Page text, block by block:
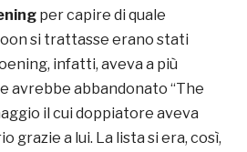
per capire di quale
si trattasse erano stati
infatti, aveva a più
avrebbe abbandonato “The
il cui doppiatore aveva
grazie a lui. La lista si era, così,